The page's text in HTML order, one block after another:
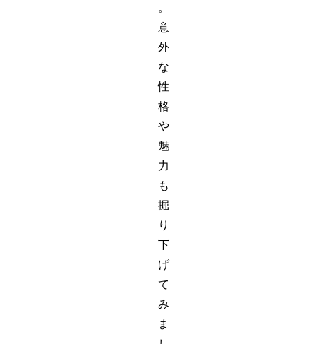
。
意
外
な
性
格
や
魅
力
も
掘
り
下
げ
て
み
ま